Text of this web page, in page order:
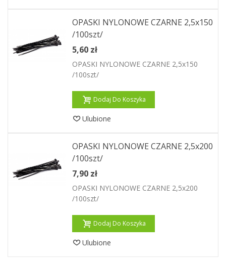
OPASKI NYLONOWE CZARNE 2,5x150
/100szt/
5,60 zł
OPASKI NYLONOWE CZARNE 2,5x150
/100szt/
Dodaj Do Koszyka
Ulubione
OPASKI NYLONOWE CZARNE 2,5x200
/100szt/
7,90 zł
OPASKI NYLONOWE CZARNE 2,5x200
/100szt/
Dodaj Do Koszyka
Ulubione